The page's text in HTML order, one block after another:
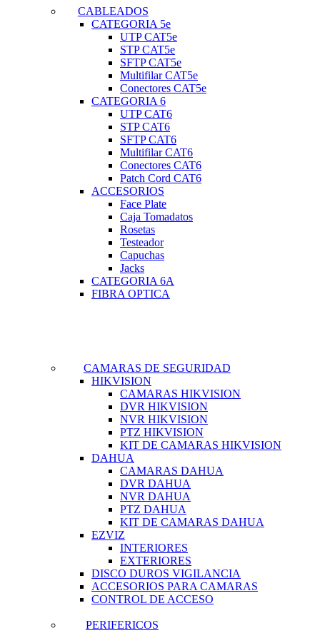
CABLEADOS
CATEGORIA 5e
UTP CAT5e
STP CAT5e
SFTP CAT5e
Multifilar CAT5e
Conectores CAT5e
CATEGORIA 6
UTP CAT6
STP CAT6
SFTP CAT6
Multifilar CAT6
Conectores CAT6
Patch Cord CAT6
ACCESORIOS
Face Plate
Caja Tomadatos
Rosetas
Testeador
Capuchas
Jacks
CATEGORIA 6A
FIBRA OPTICA
CAMARAS DE SEGURIDAD
HIKVISION
CAMARAS HIKVISION
DVR HIKVISION
NVR HIKVISION
PTZ HIKVISION
KIT DE CAMARAS HIKVISION
DAHUA
CAMARAS DAHUA
DVR DAHUA
NVR DAHUA
PTZ DAHUA
KIT DE CAMARAS DAHUA
EZVIZ
INTERIORES
EXTERIORES
DISCO DUROS VIGILANCIA
ACCESORIOS PARA CAMARAS
CONTROL DE ACCESO
PERIFERICOS